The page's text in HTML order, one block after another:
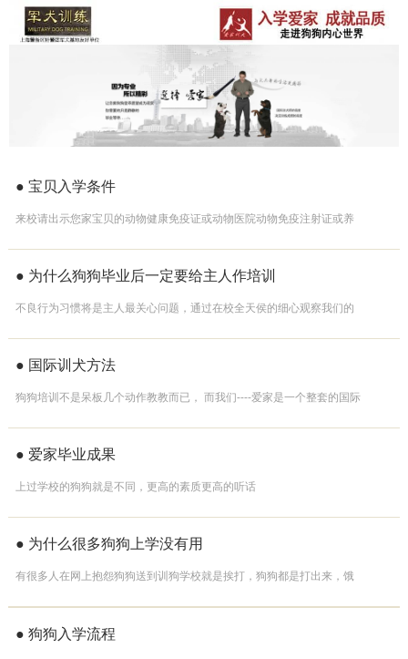
● 宝贝入学条件
来校请出示您家宝贝的动物健康免疫证或动物医院动物免疫注射证或养
● 为什么狗狗毕业后一定要给主人作培训
不良行为习惯将是主人最关心问题，通过在校全天侯的细心观察我们的
● 国际训犬方法
狗狗培训不是呆板几个动作教教而已， 而我们----爱家是一个整套的国际
● 爱家毕业成果
上过学校的狗狗就是不同，更高的素质更高的听话
● 为什么很多狗狗上学没有用
有很多人在网上抱怨狗狗送到训狗学校就是挨打，狗狗都是打出来，饿
有过惨痛的经验教训。
● 狗狗入学流程